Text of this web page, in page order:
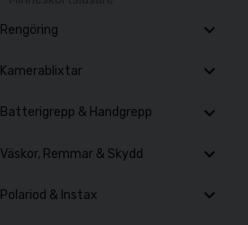
Rengöring
Kamerablixtar
Batterigrepp & Handgrepp
Väskor, Remmar & Skydd
Polariod & Instax